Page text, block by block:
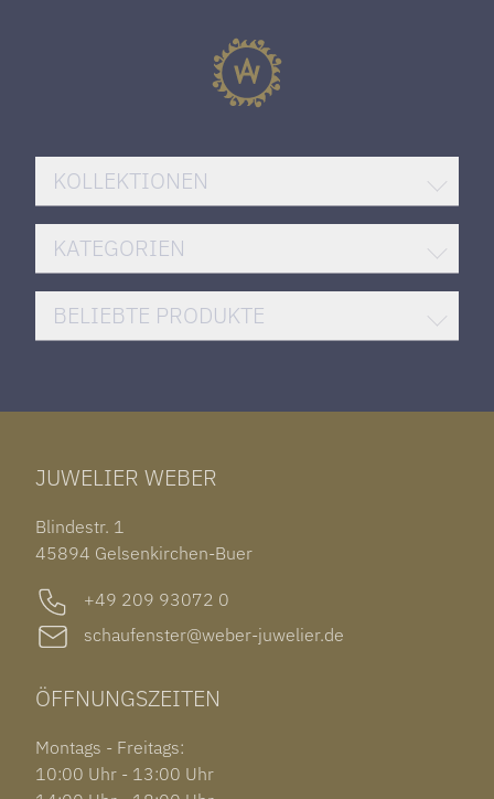
KOLLEKTIONEN
BREITLING SUPEROCEAN
ROLEX DATEJUST
HUBLOT BIG BANG
SANTOS DE CARTIER
IWC PORTUGIESER
KATEGORIEN
DAMENUHREN
HERRENUHREN
ARMSCHMUCK
OHRSCHMUCK
OUT OF COLLECTION
BELIEBTE PRODUKTE
TAG HEUER CARRERA
ROLEX SUBMARINER DATE
GARMIN VENU 3S
JUWELIER WEBER
Blindestr. 1
45894 Gelsenkirchen-Buer
+49 209 93072 0
schaufenster@weber-juwelier.de
ÖFFNUNGSZEITEN
Montags - Freitags:
10:00 Uhr - 13:00 Uhr